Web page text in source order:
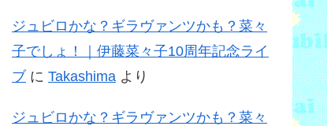
ジュビロかな？ギラヴァンツかも？菜々
子でしょ！｜伊藤菜々子10周年記念ライ
ブ に Takashima より
ジュビロかな？ギラヴァンツかも？菜々